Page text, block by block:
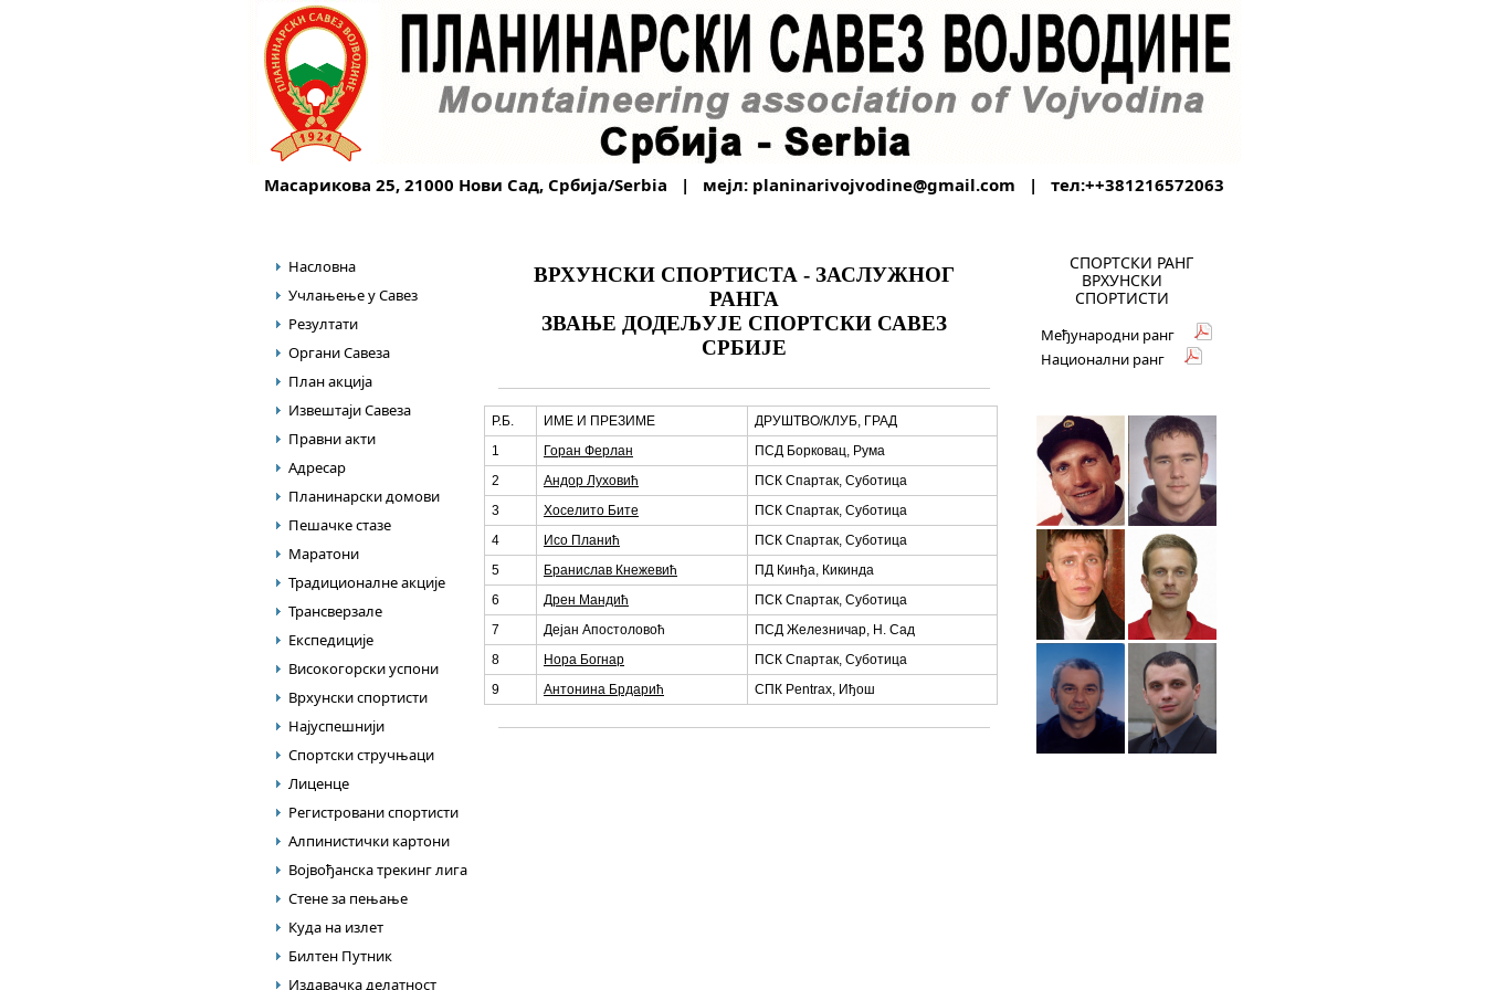
Масарикова 25, 21000 Нови Сад, Србија/Serbia | мејл: planinarivojvodine@gmail.com | тел:++381216572063
Насловна
Учлањење у Савез
Резултати
Органи Савеза
План акција
Извештаји Савеза
Правни акти
Адресар
Планинарски домови
Пешачке стазе
Маратони
Традиционалне акције
Трансверзале
Експедиције
Високогорски успони
Врхунски спортисти
Најуспешнији
Спортски стручњаци
Лиценце
Регистровани спортисти
Алпинистички картони
Војвођанска трекинг лига
Стене за пењање
Куда на излет
Билтен Путник
Издавачка делатност
ВРХУНСКИ СПОРТИСТА - ЗАСЛУЖНОГ
РАНГА
ЗВАЊЕ ДОДЕЉУЈЕ СПОРТСКИ САВЕЗ
СРБИЈЕ
Р.Б. ИМЕ И ПРЕЗИМЕ
ДРУШТВО/КЛУБ, ГРАД
1
Горан Ферлан
ПСД Борковац, Рума
2
Андор Луховић
ПСК Спартак, Суботица
3
Хоселито Бите
ПСК Спартак, Суботица
4
Исо Планић
ПСК Спартак, Суботица
5
Бранислав Кнежевић
ПД Кинђа, Кикинда
6
Дрен Мандић
ПСК Спартак, Суботица
7
Дејан Апостоловоћ
ПСД Железничар, Н. Сад
8
Нора Богнар
ПСК Спартак, Суботица
9
Антонина Брдарић СПК Pentrax, Иђош
СПОРТСКИ РАНГ
ВРХУНСКИ
СПОРТИСТИ
Међународни ранг
Национални ранг